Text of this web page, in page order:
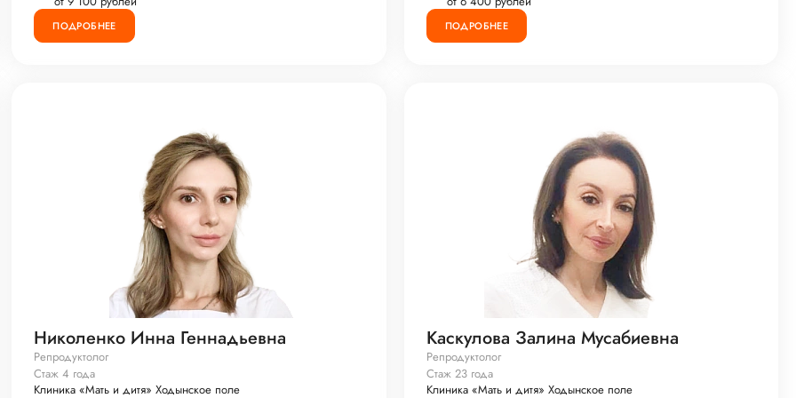
ПОДРОБНЕЕ ПОДРОБНЕЕ
Николенко Инна Геннадьевна
Репродуктолог
Стаж 4 года
Клиника «Мать и дитя» Ходынское поле
Каскулова Залина Мусабиевна
Репродуктолог
Стаж 23 года
Клиника «Мать и дитя» Ходынское поле